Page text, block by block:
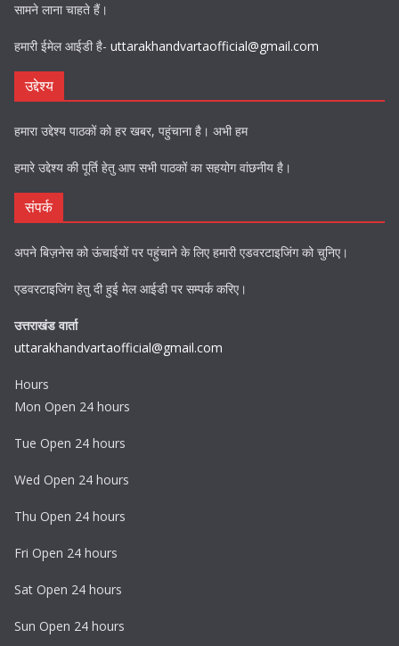
सामने लाना चाहते हैं।
हमारी ईमेल आईडी है- uttarakhandvartaofficial@gmail.com
उद्देश्य
हमारा उद्देश्य पाठकों को हर खबर, पहुंचाना है। अभी हम
हमारे उद्देश्य की पूर्ति हेतु आप सभी पाठकों का सहयोग वांछनीय है।
संपर्क
अपने बिज़नेस को ऊंचाईयों पर पहुंचाने के लिए हमारी एडवरटाइजिंग को चुनिए।
एडवरटाइजिंग हेतु दी हुई मेल आईडी पर सम्पर्क करिए।
उत्तराखंड वार्ता
uttarakhandvartaofficial@gmail.com
Hours
Mon Open 24 hours
Tue Open 24 hours
Wed Open 24 hours
Thu Open 24 hours
Fri Open 24 hours
Sat Open 24 hours
Sun Open 24 hours